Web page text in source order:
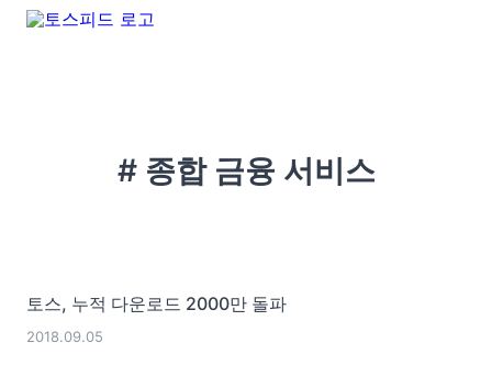
# 종합 금융 서비스
토스, 누적 다운로드 2000만 돌파
2018.09.05